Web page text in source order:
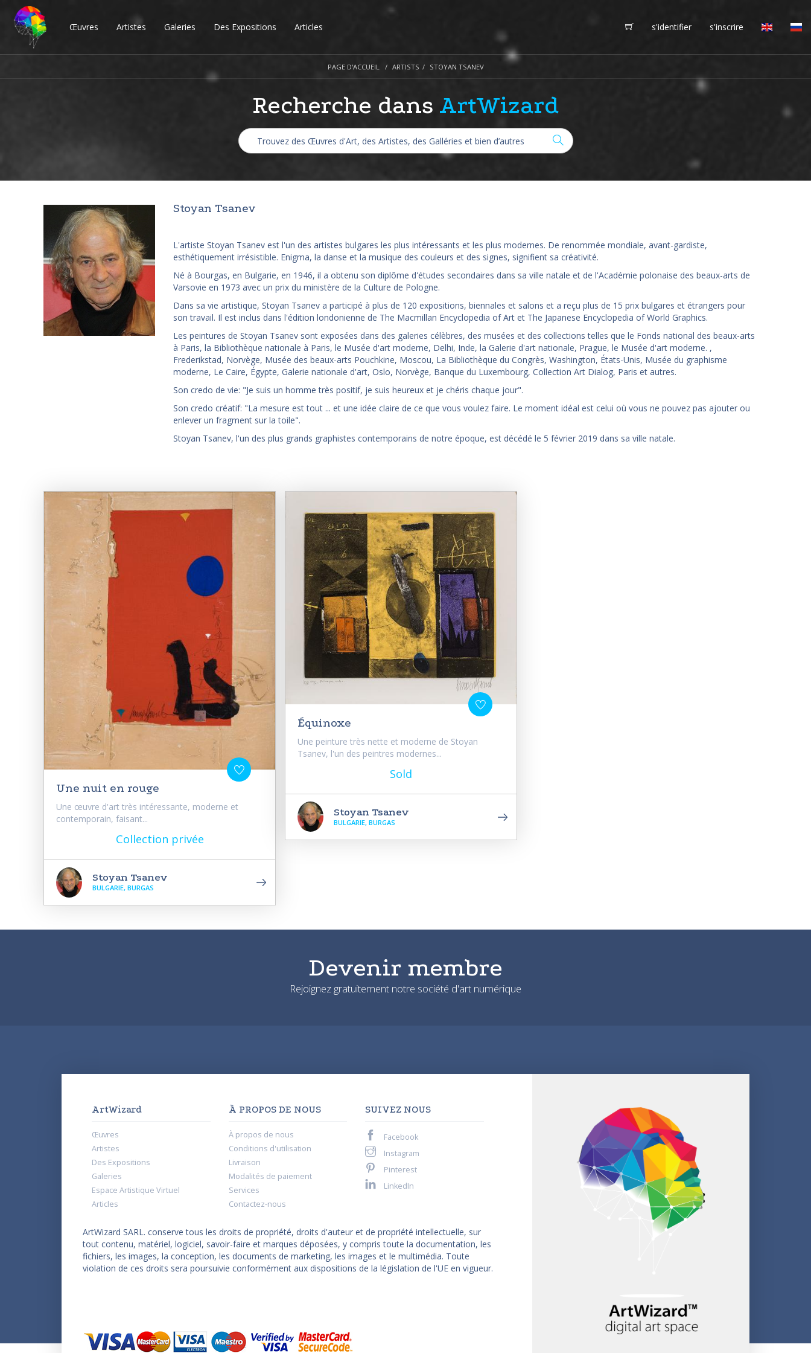
Œuvres Artistes Galeries Des Expositions Articles s'identifier s'inscrire
PAGE D'ACCUEIL ARTISTS STOYAN TSANEV
Recherche dans ArtWizard
Stoyan Tsanev
L'artiste Stoyan Tsanev est l'un des artistes bulgares les plus intéressants et les plus modernes. De renommée mondiale, avant-gardiste,
esthétiquement irrésistible. Enigma, la danse et la musique des couleurs et des signes, signifient sa créativité.
Né à Bourgas, en Bulgarie, en 1946, il a obtenu son diplôme d'études secondaires dans sa ville natale et de l'Académie polonaise des beaux-arts de
Varsovie en 1973 avec un prix du ministère de la Culture de Pologne.
Dans sa vie artistique, Stoyan Tsanev a participé à plus de 120 expositions, biennales et salons et a reçu plus de 15 prix bulgares et étrangers pour
son travail. Il est inclus dans l'édition londonienne de The Macmillan Encyclopedia of Art et The Japanese Encyclopedia of World Graphics.
Les peintures de Stoyan Tsanev sont exposées dans des galeries célèbres, des musées et des collections telles que le Fonds national des beaux-arts
à Paris, la Bibliothèque nationale à Paris, le Musée d'art moderne, Delhi, Inde, la Galerie d'art nationale, Prague, le Musée d'art moderne. ,
Frederikstad, Norvège, Musée des beaux-arts Pouchkine, Moscou, La Bibliothèque du Congrès, Washington, États-Unis, Musée du graphisme
moderne, Le Caire, Égypte, Galerie nationale d'art, Oslo, Norvège, Banque du Luxembourg, Collection Art Dialog, Paris et autres.
Son credo de vie: "Je suis un homme très positif, je suis heureux et je chéris chaque jour".
Son credo créatif: "La mesure est tout ... et une idée claire de ce que vous voulez faire. Le moment idéal est celui où vous ne pouvez pas ajouter ou
enlever un fragment sur la toile".
Stoyan Tsanev, l'un des plus grands graphistes contemporains de notre époque, est décédé le 5 février 2019 dans sa ville natale.
Une nuit en rouge
Une œuvre d'art très intéressante, moderne et
contemporain, faisant...
Collection privée
Stoyan Tsanev
BULGARIE, BURGAS
Équinoxe
Une peinture très nette et moderne de Stoyan
Tsanev, l'un des peintres modernes...
Sold
Stoyan Tsanev
BULGARIE, BURGAS
Devenir membre
Rejoignez gratuitement notre société d'art numérique
ArtWizard
Œuvres
Artistes
Des Expositions
Galeries
Espace Artistique Virtuel
Articles
À PROPOS DE NOUS
À propos de nous
Conditions d'utilisation
Livraison
Modalités de paiement
Services
Contactez-nous
SUIVEZ NOUS
Facebook
Instagram
Pinterest
LinkedIn
ArtWizard SARL. conserve tous les droits de propriété, droits d'auteur et de propriété intellectuelle, sur
tout contenu, matériel, logiciel, savoir-faire et marques déposées, y compris toute la documentation, les
fichiers, les images, la conception, les documents de marketing, les images et le multimédia. Toute
violation de ces droits sera poursuivie conformément aux dispositions de la législation de l'UE en vigueur.